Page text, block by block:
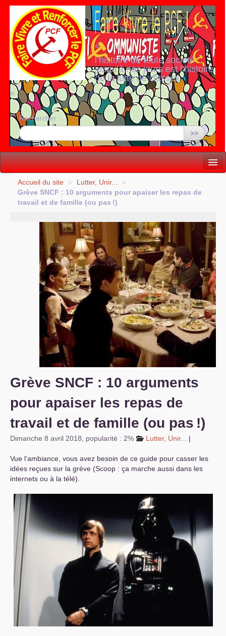
«
l’histoire de toute société
jusqu’à nos jours est l’histoire
de la lutte de classes
»
Rechercher :
>>
Vie politique
Lutter, Unir...
S’organiser
Comprendre...
Vie du site
Accueil du site > Lutter, Unir...
>
Grève SNCF : 10 arguments pour apaiser les repas de
travail et de famille (ou pas !)
Grève SNCF : 10 arguments
pour apaiser les repas de
travail et de famille (ou pas !)
Dimanche 8 avril 2018 popularité : 2% Lutter, Unir... |
Vue l’ambiance, vous avez besoin de ce guide pour casser les
idées reçues sur la grève (Scoop : ça marche aussi dans les
internets ou à la télé).